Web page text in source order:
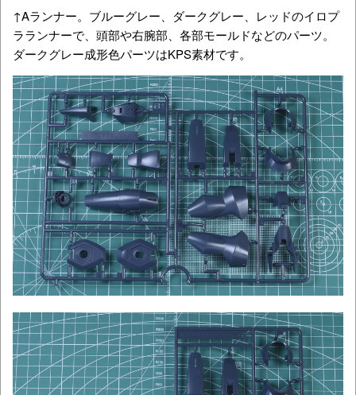
↑Aランナー。ブルーグレー、ダークグレー、レッドのイロプ
ラランナーで、頭部や右腕部、各部モールドなどのパーツ。
ダークグレー成形色パーツはKPS素材です。